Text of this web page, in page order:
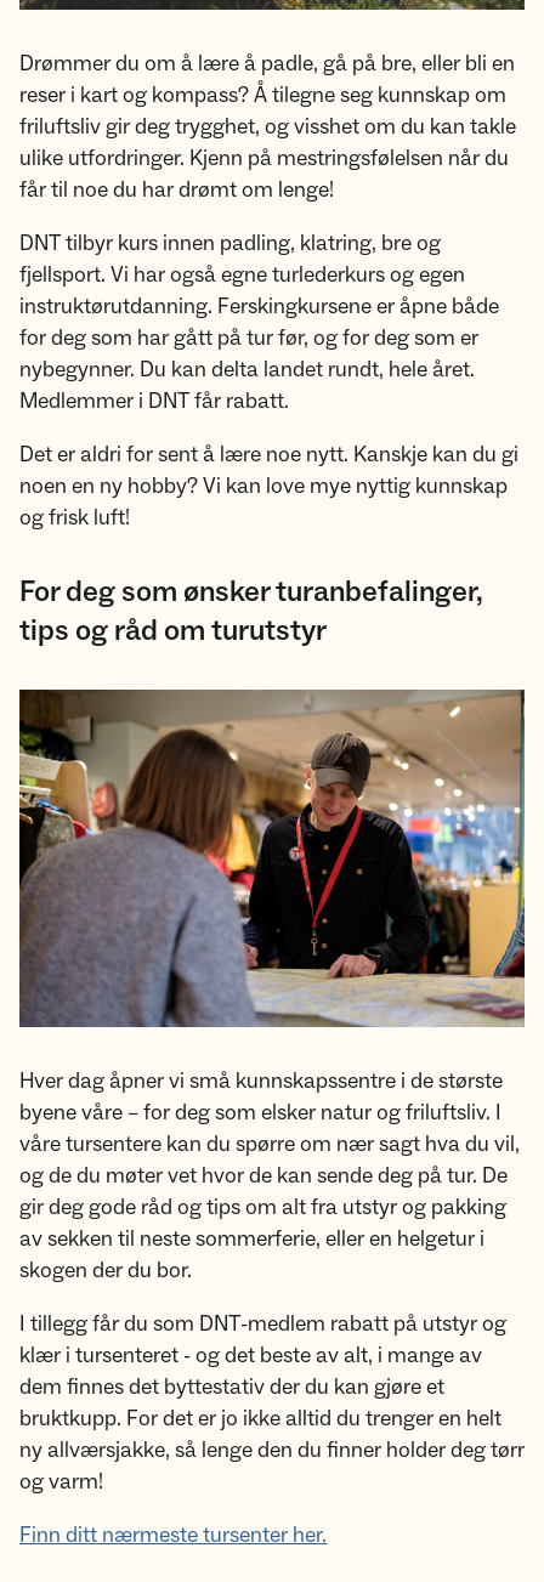
Drømmer du om å lære å padle, gå på bre, eller bli en
reser i kart og kompass? Å tilegne seg kunnskap om
friluftsliv gir deg trygghet, og visshet om du kan takle
ulike utfordringer. Kjenn på mestringsfølelsen når du
får til noe du har drømt om lenge!
DNT tilbyr kurs innen padling, klatring, bre og
fjellsport. Vi har også egne turlederkurs og egen
instruktørutdanning. Ferskingkursene er åpne både
for deg som har gått på tur før, og for deg som er
nybegynner. Du kan delta landet rundt, hele året.
Medlemmer i DNT får rabatt.
Det er aldri for sent å lære noe nytt. Kanskje kan du gi
noen en ny hobby? Vi kan love mye nyttig kunnskap
og frisk luft!
For deg som ønsker turanbefalinger,
tips og råd om turutstyr
Hver dag åpner vi små kunnskapssentre i de største
byene våre – for deg som elsker natur og friluftsliv. I
våre tursentere kan du spørre om nær sagt hva du vil,
og de du møter vet hvor de kan sende deg på tur. De
gir deg gode råd og tips om alt fra utstyr og pakking
av sekken til neste sommerferie, eller en helgetur i
skogen der du bor.
I tillegg får du som DNT-medlem rabatt på utstyr og
klær i tursenteret - og det beste av alt, i mange av
dem finnes det byttestativ der du kan gjøre et
bruktkupp. For det er jo ikke alltid du trenger en helt
ny allværsjakke, så lenge den du finner holder deg tørr
og varm!
Finn ditt nærmeste tursenter her.